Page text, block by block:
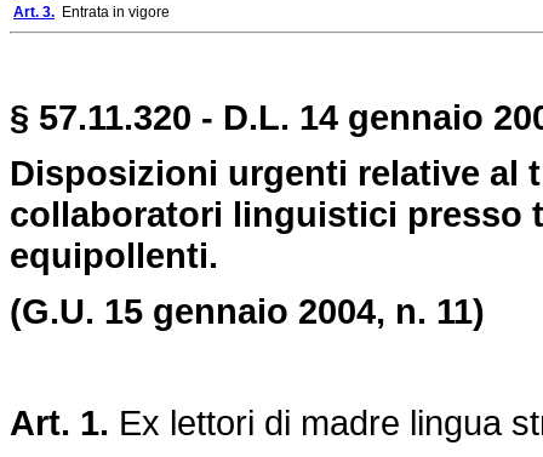
Art. 3. Entrata in vigore
§ 57.11.320 - D.L. 14 gennaio
Disposizioni urgenti relative al
collaboratori linguistici presso
equipollenti.
(G.U. 15 gennaio 2004, n. 11)
Art. 1. Ex lettori di madre lingua